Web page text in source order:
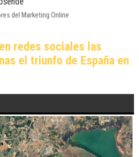
redes sociales las
el triunfo de España en